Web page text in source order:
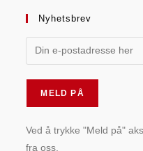
Nyhetsbrev
Ved å trykke "Meld på"
fra oss.